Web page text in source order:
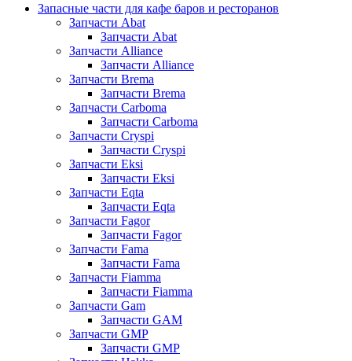
Запасные части для кафе баров и ресторанов
Запчасти Abat
Запчасти Abat
Запчасти Alliance
Запчасти Alliance
Запчасти Brema
Запчасти Brema
Запчасти Carboma
Запчасти Carboma
Запчасти Cryspi
Запчасти Cryspi
Запчасти Eksi
Запчасти Eksi
Запчасти Eqta
Запчасти Eqta
Запчасти Fagor
Запчасти Fagor
Запчасти Fama
Запчасти Fama
Запчасти Fiamma
Запчасти Fiamma
Запчасти Gam
Запчасти GAM
Запчасти GMP
Запчасти GMP